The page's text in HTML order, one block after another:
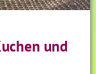
und